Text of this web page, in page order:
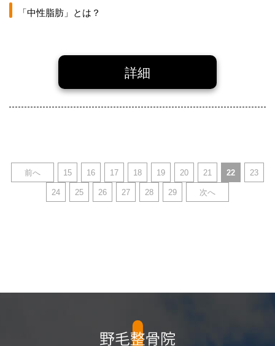
「中性脂肪」とは？
詳細
前へ 15 16 17 18 19 20 21 22 23
24 25 26 27 28 29 次へ